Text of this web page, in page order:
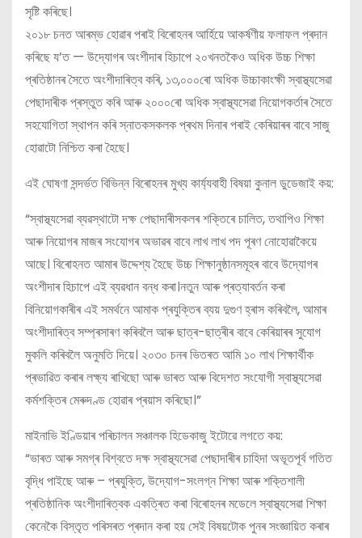
সৃষ্টি কৰিছে।
২০১৮ চনত আৰম্ভ হোৱাৰ পৰাই বিৰোহনৰ আৰ্হিয়ে আকৰ্ষণীয় ফলাফল প্ৰদান
কৰিছে য’ত — উদ্যোগৰ অংশীদাৰ হিচাপে ২০খনতকৈও অধিক উচ্চ শিক্ষা
প্ৰতিষ্ঠানৰ সৈতে অংশীদাৰিত্ব কৰি, ১৩,০০০ৰো অধিক উচ্চাকাংক্ষী স্বাস্থ্যসেৱা
পেছাদাৰীক প্ৰস্তুত কৰি আৰু ২০০০ৰো অধিক স্বাস্থ্যসেৱা নিয়োগকৰ্তাৰ সৈতে
সহযোগিতা স্থাপন কৰি স্নাতকসকলক প্ৰথম দিনাৰ পৰাই কেৰিয়াৰৰ বাবে সাজু
হোৱাটো নিশ্চিত কৰা হৈছে।
এই ঘোষণা সন্দৰ্ভত বিভিন্ন বিৰোহনৰ মুখ্য কাৰ্য্যবাহী বিষয়া কুনাল ডুডেজাই কয়:
“স্বাস্থ্যসেৱা ব্যৱস্থাটো দক্ষ পেছাদাৰীসকলৰ শক্তিৰে চালিত, তথাপিও শিক্ষা
আৰু নিয়োগৰ মাজৰ সংযোগৰ অভাৱৰ বাবে লাখ লাখ পদ পূৰণ নোহোৱাকৈয়ে
আছে। বিৰোহনত আমাৰ উদ্দেশ্য হৈছে উচ্চ শিক্ষানুষ্ঠানসমূহৰ বাবে উদ্যোগৰ
অংশীদাৰ হিচাপে এই ব্যৱধান বন্ধ কৰা।নতুন আৰু প্ৰত্যাবৰ্তন কৰা
বিনিয়োগকাৰীৰ এই সমৰ্থনে আমাক প্ৰযুক্তিৰ ব্যয় দুগুণ হ্ৰাস কৰিবলৈ, আমাৰ
অংশীদাৰিত্ব সম্প্ৰসাৰণ কৰিবলৈ আৰু ছাত্ৰ-ছাত্ৰীৰ বাবে কেৰিয়াৰৰ সুযোগ
মুকলি কৰিবলৈ অনুমতি দিয়ে। ২০৩০ চনৰ ভিতৰত আমি ১০ লাখ শিক্ষাৰ্থীক
প্ৰভাৱিত কৰাৰ লক্ষ্য ৰাখিছো আৰু ভাৰত আৰু বিদেশত সংযোগী স্বাস্থ্যসেৱা
কৰ্মশক্তিৰ মেৰুদণ্ড হোৱাৰ প্ৰয়াস কৰিছো।”
মাইনাভি ইণ্ডিয়াৰ পৰিচালন সঞ্চালক হিডেকাজু ইটোৱে লগতে কয়:
“ভাৰত আৰু সমগ্ৰ বিশ্বতে দক্ষ স্বাস্থ্যসেৱা পেছাদাৰীৰ চাহিদা অভূতপূৰ্ব গতিত
বৃদ্ধি পাইছে আৰু – প্ৰযুক্তি, উদ্যোগ-সংলগ্ন শিক্ষা আৰু শক্তিশালী
প্ৰতিষ্ঠানিক অংশীদাৰিত্বক একত্ৰিত কৰা বিৰোহনৰ মডেলে স্বাস্থ্যসেৱা শিক্ষা
কেনেকৈ বিস্তৃত পৰিসৰত প্ৰদান কৰা হয় সেই বিষয়টোক পুনৰ সংজ্ঞায়িত কৰাৰ